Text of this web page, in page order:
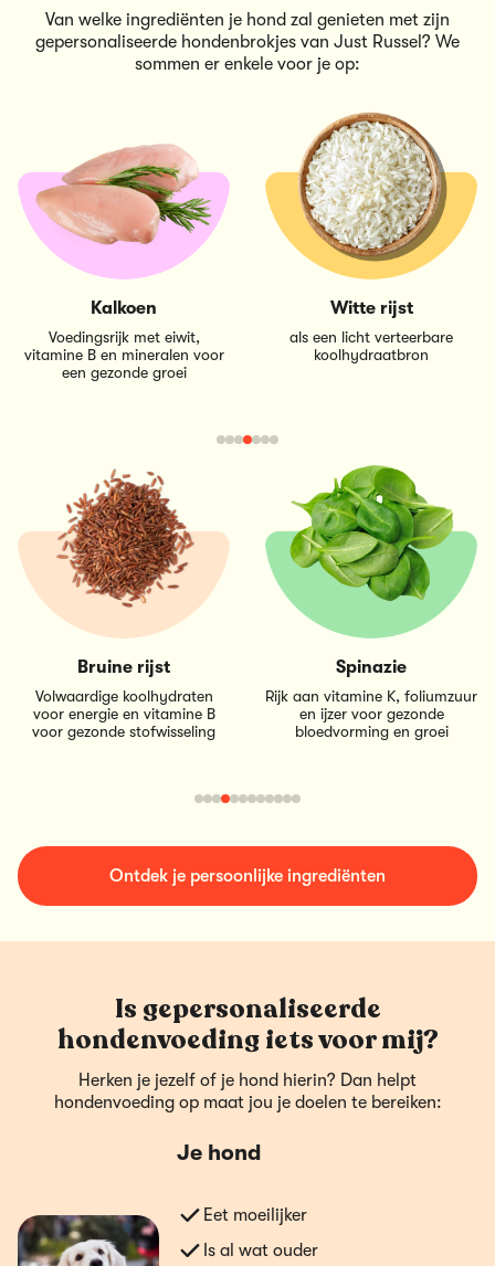
Van welke ingrediënten je hond zal genieten met zijn
gepersonaliseerde hondenbrokjes van Just Russel? We
sommen er enkele voor je op:
Kalkoen
Voedingsrijk met eiwit,
vitamine B en mineralen voor
een gezonde groei
Witte rijst
als een licht verteerbare
koolhydraatbron
Bruine rijst
Volwaardige koolhydraten
voor energie en vitamine B
voor gezonde stofwisseling
Spinazie
Rijk aan vitamine K, foliumzuur
en ijzer voor gezonde
bloedvorming en groei
Ontdek je persoonlijke ingrediënten
Is gepersonaliseerde
hondenvoeding iets voor mij?
Herken je jezelf of je hond hierin? Dan helpt
hondenvoeding op maat jou je doelen te bereiken:
Je hond
Eet moeilijker
Is al wat ouder